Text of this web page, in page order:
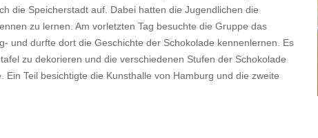
die Speicherstadt auf. Dabei hatten die Jugendlichen die
zu lernen. Am vorletzten Tag besuchte die Gruppe das
und durfte dort die Geschichte der Schokolade kennenlernen. Es
zu dekorieren und die verschiedenen Stufen der Schokolade
Teil besichtigte die Kunsthalle von Hamburg und die zweite